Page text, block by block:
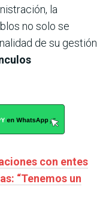
la
no solo se
de su gestión
con entes
“Tenemos un